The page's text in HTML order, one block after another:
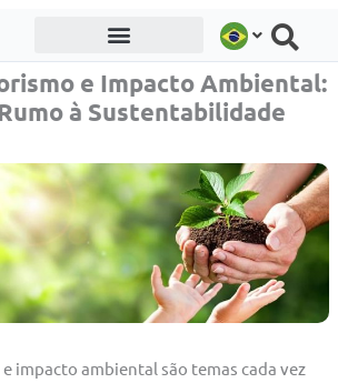
e Impacto Ambiental:
à Sustentabilidade
impacto ambiental são temas cada vez